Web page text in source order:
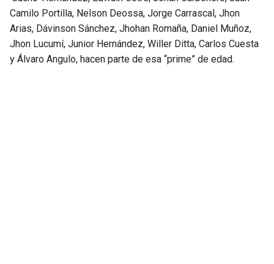
Camilo Portilla, Nelson Deossa, Jorge Carrascal, Jhon
Arias, Dávinson Sánchez, Jhohan Romaña, Daniel Muñoz,
Jhon Lucumí, Junior Hernández, Willer Ditta, Carlos Cuesta
y Álvaro Angulo, hacen parte de esa “prime” de edad.